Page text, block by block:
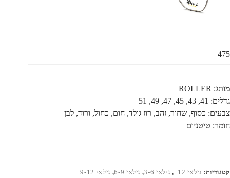
475
מותג: ROLLER
גדלים: 41, 43, 45, 47, 49, 51
צבעים: כסוף, שחור, זהב, רוז גולד, חום, כחול, ורוד, לבן
חומר: טיטניום
קטגוריות: גילאי 12+ , גילאי 3-6 , גילאי 6-9 , גילאי 9-12